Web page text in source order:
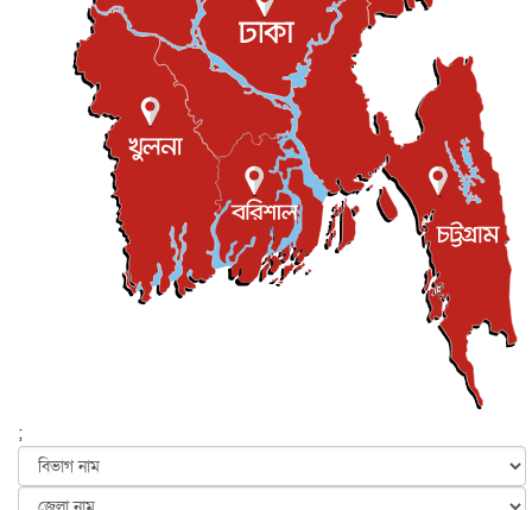
প্রধানমন্ত্রীকে সৌদি আরব সফরের আমন্ত্রণ
জাতীয় ৫ আগস্ট, ২০২৬
জুলাই গণ-অভ্যুত্থান দিবস আজ, স্মরণে দেশজুড়ে কর্মসূচি
জাতীয় ৫ আগস্ট, ২০২৬
জনগণ পরিবর্তন চেয়েছে বলেই জুলাই আন্দোলন সফল :
৫ আগস্ট, ২০২৬
বেনজীর আহমেদের সঙ্গে পরীমনির ঘনিষ্ঠ সম্পর্ক ছিল : নাসির
মাহম...
জাতীয় ৫ আগস্ট, ২০২৬
হরমুজ নিয়ে ইরান-মার্কিন চুক্তি হতে পারে আজ : মার্কিন অর্থমন...
৫ আগস্ট, ২০২৬
পৃথিবীর দিকে আসছে বিধ্বংসী বস্তু, পারমাণবিক বোমা দিয়ে করা
আন্তর্জাতিক ৫ আগস্ট, ২০২৬
কেনিয়ায় ১৫ হাতির রহস্যজনক মৃত্যু, সন্দেহের মুখে কীটনাশকের
;